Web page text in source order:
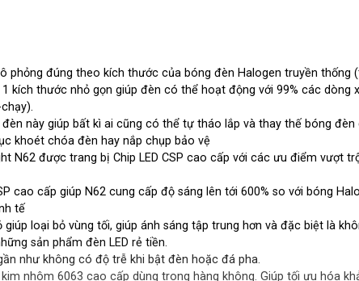
phỏng đúng theo kích thước của bóng đèn Halogen truyền thống
kích thước nhỏ gọn giúp đèn có thể hoạt động với 99% các dòng
này giúp bất kì ai cũng có thể tự tháo lắp và thay thế bóng đèn
khoét chóa đèn hay nắp chụp bảo vệ
N62 được trang bị Chip LED CSP cao cấp với các ưu điểm vượt
cao cấp giúp N62 cung cấp độ sáng lên tới 600% so với bóng
tế
loại bỏ vùng tối, giúp ánh sáng tập trung hơn và đặc biệt là
sản phẩm đèn LED rẻ tiền.
như không có độ trễ khi bật đèn hoặc đá pha.
nhôm 6063 cao cấp dùng trong hàng không. Giúp tối ưu hóa